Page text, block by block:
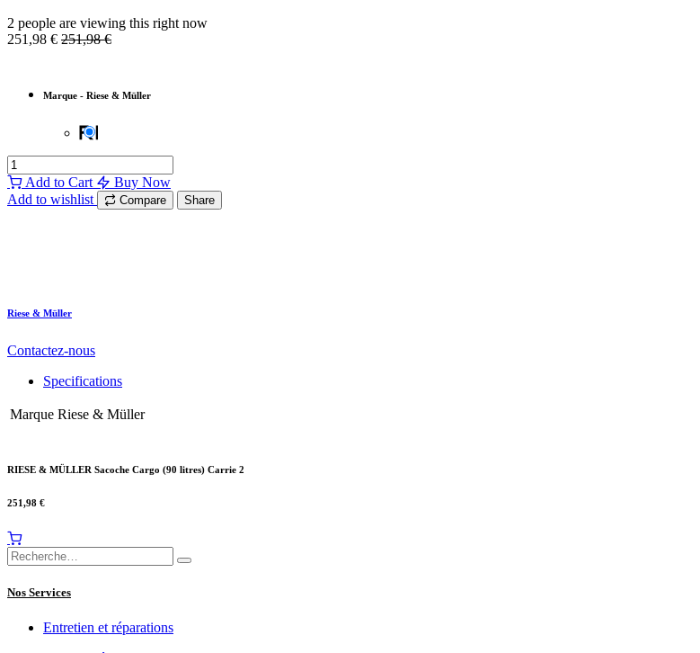
2 people are viewing this right now
251,98 € 251,98€
Marque - Riese & Müller
Add to Cart
Buy Now
Add to wishlist
Compare Share
Riese & Müller
Contactez-nous
Specifications
Marque Riese & Müller
RIESE & MÜLLER Sacoche Cargo (90 litres) Carrie 2
251,98 €
Nos Services
Entretien et réparations